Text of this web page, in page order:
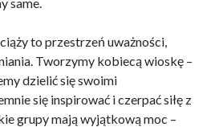
to przestrzeń uważności,
Tworzymy kobiecą wioskę –
dzielić się swoimi
się inspirować i czerpać siłę z
grupy mają wyjątkową moc –